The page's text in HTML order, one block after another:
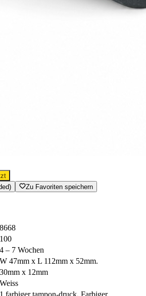
Zu Favoriten speichern
8668
100
4 – 7 Wochen
W 47mm x L 112mm x 52mm.
30mm x 12mm
Weiss